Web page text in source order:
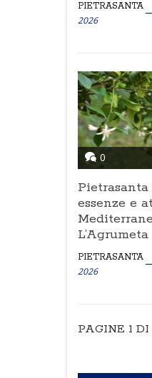
PIETRASANTA
2026
0
essenze e
L’Agrumeta
PIETRASANTA
2026
PAGINE 1 DI